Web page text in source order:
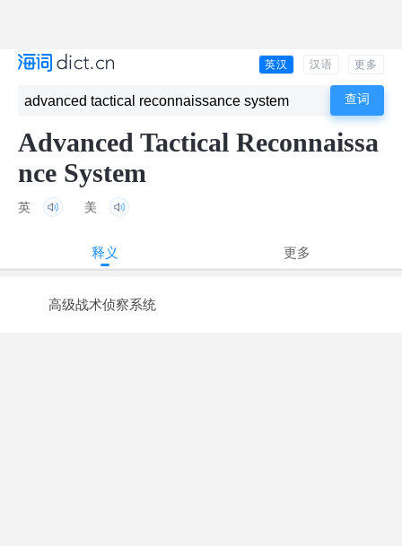
英汉 汉语 更多
Advanced Tactical Reconnaissa
nce System
英 美
释义 更多
高级战术侦察系统